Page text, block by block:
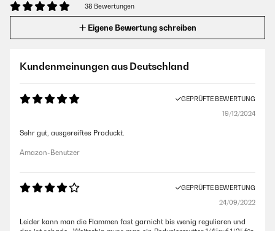
38 Bewertungen
Eigene Bewertung schreiben
Kundenmeinungen aus Deutschland
GEPRÜFTE BEWERTUNG
19/12/2024
Sehr gut, ausgereiftes Produckt.
Amazon-Benutzer
GEPRÜFTE BEWERTUNG
24/09/2022
Leider kann man die Flammen fast garnicht bis wenig regulieren und